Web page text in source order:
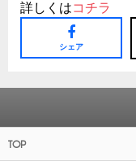
詳しくはコチラ
シェア
TOP